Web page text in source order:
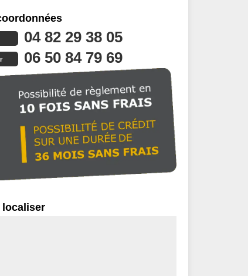
04 82 29 38 05
06 50 84 79 69
localiser